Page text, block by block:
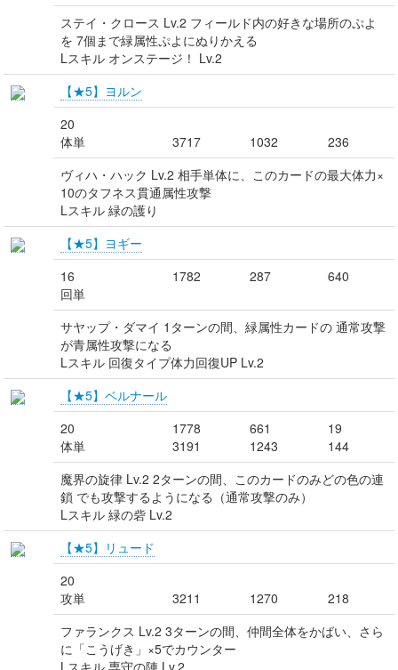
ステイ・クロース Lv.2 フィールド内の好きな場所のぷよ
を 7個まで緑属性ぷよにぬりかえる
Lスキル オンステージ！ Lv.2
【★5】ヨルン
20
体単
3717 1032
236
ヴィハ・ハック Lv.2 相手単体に、このカードの最大体力×
10のタフネス貫通属性攻撃
Lスキル 緑の護り
【★5】ヨギー
16
回単
1782 287 640
サヤップ・ダマイ 1ターンの間、緑属性カードの 通常攻撃
が青属性攻撃になる
Lスキル 回復タイプ体力回復UP Lv.2
【★5】ベルナール
20
体単
1778
3191
661
1243
19
144
魔界の旋律 Lv.2 2ターンの間、このカードのみどの色の連
鎖 でも攻撃するようになる（通常攻撃のみ）
Lスキル 緑の砦 Lv.2
【★5】リュード
20
攻単
3211 1270
218
ファランクス Lv.2 3ターンの間、仲間全体をかばい、さら
に「こうげき」×5でカウンター
Lスキル 専守の陣 Lv.2